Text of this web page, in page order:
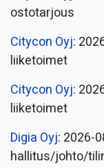
ostotarjous
Citycon Oyj:
liiketoimet
Citycon Oyj:
liiketoimet
Digia Oyj: 2026-
hallitus/johto/